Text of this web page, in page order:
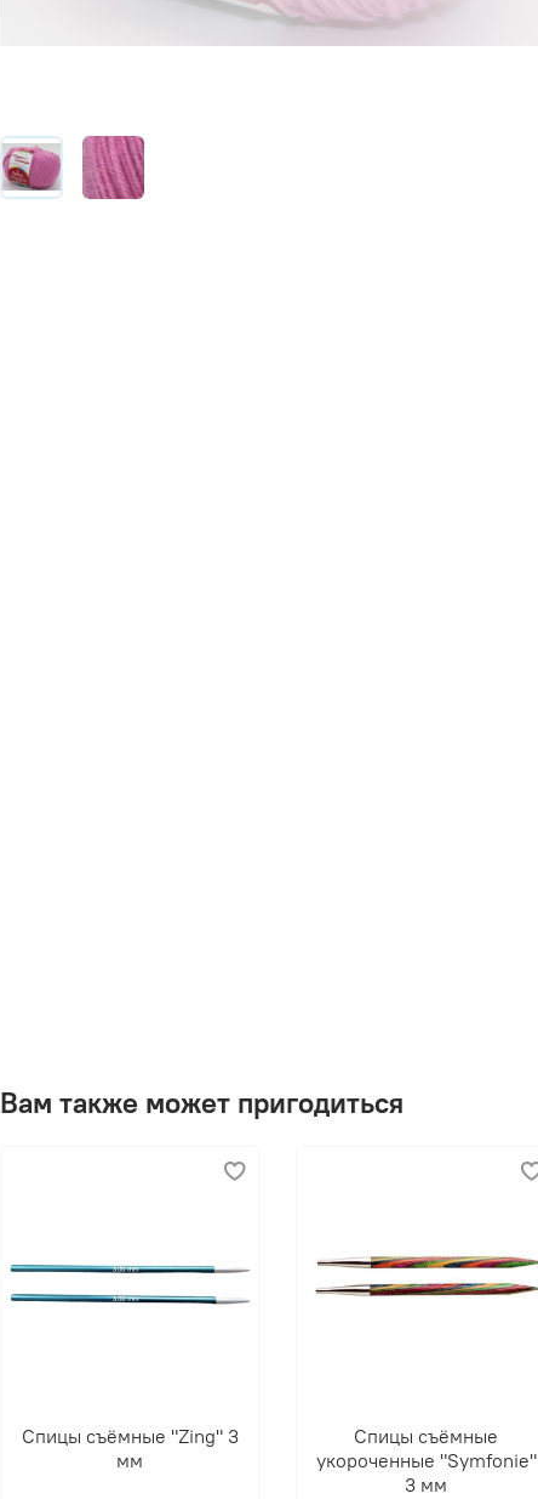
Вам также может пригодиться
Спицы съёмные "Zing" 3
мм
Спицы съёмные
укороченные "Symfonie"
3 мм